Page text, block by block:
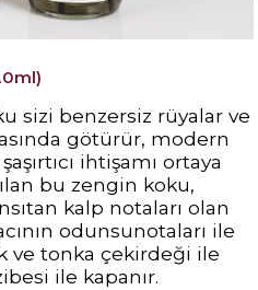
sizi benzersiz rüyalar ve
götürür, modern
ihtişamı ortaya
bu zengin koku,
kalp notaları olan
odunsunotaları ile
ve tonka çekirdeği ile
ile kapanır.